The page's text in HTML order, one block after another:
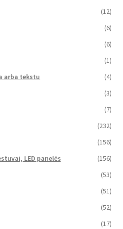
(12)
(6)
(6)
(1)
arba tekstu
(4)
(3)
(7)
(232)
(156)
LED panelės
(156)
(53)
(51)
(52)
(17)